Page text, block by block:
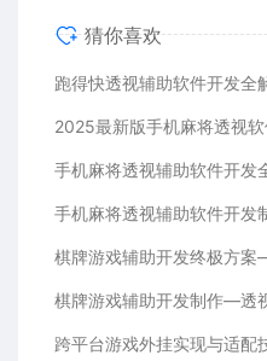
猜你喜欢
跨平台游戏外挂实现与适配